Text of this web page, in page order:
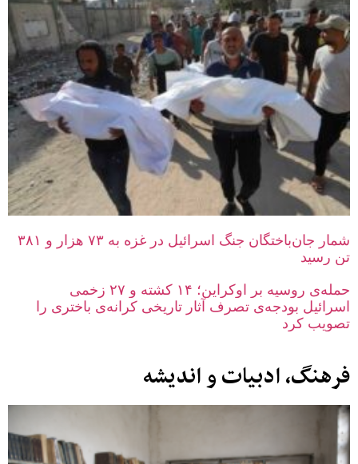
شمار جان‌باختگان جنگ اسرائیل در غزه به ۷۳ هزار و ۳۸۱
تن رسید
حمله‌ی روسیه بر اوکراین؛ ۱۴ کشته و ۲۷ زخمی
اسرائیل بودجه‌ی‌ تصرف آثار تاریخی کرانه‌ی باختری را
تصویب کرد
فرهنگ، ادبیات و اندیشه